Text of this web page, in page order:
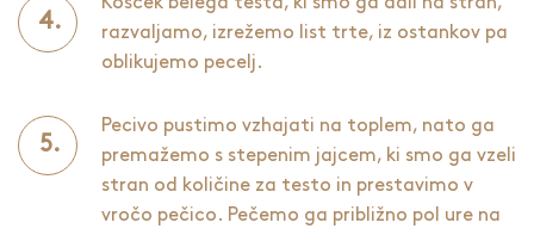
razvaljamo, izrežemo list trte, iz ostankov pa
oblikujemo pecelj.
Pecivo pustimo vzhajati na toplem, nato ga
premažemo s stepenim jajcem, ki smo ga vzeli
stran od količine za testo in prestavimo v
vročo pečico. Pečemo ga približno pol ure na